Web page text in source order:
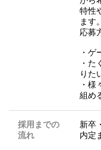
特性
ます。
応募
・ゲ
・
りた
・様
組め
採用までの
流れ
新卒
内定